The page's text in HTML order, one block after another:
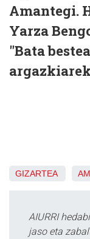
Amantegi.
Yarza
"Bata
GIZARTEA
AIURRI
jaso eta